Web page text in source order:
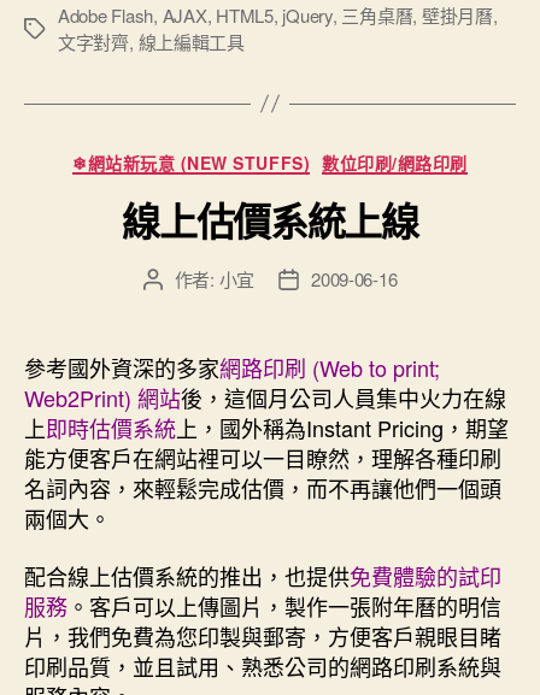
標
Adobe Flash, AJAX, HTML5, jQuery, 三角桌曆, 壁掛月曆,
文字對齊, 線上編輯工具
分
類
❄網站新玩意 (NEW STUFFS) 數位印刷/網路印刷
線上估價系統上線
文
者
作者: 小宜
文
佈
日
期
2009-06-16
參考國外資深的多家網路印刷 (Web to print;
Web2Print) 網站後，這個月公司人員集中火力在線
上即時估價系統上，國外稱為Instant Pricing ，期望
能方便客戶在網站裡可以一目瞭然，理解各種印刷
名詞內容，來輕鬆完成估價，而不再讓他們一個頭
兩個大。
配合線上估價系統的推出，也提供免費體驗的試印
服務 。客戶可以上傳圖片，製作一張附年曆的明信
片，我們免費為您印製與郵寄，方便客戶親眼目睹
印刷品質，並且試用、熟悉公司的網路印刷系統與